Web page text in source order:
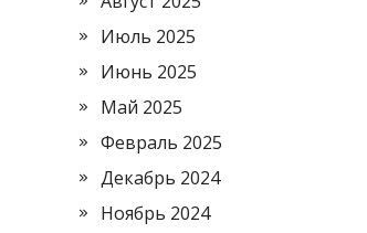
Июль 2025
Июнь 2025
Май 2025
Февраль 2025
Декабрь 2024
Ноябрь 2024